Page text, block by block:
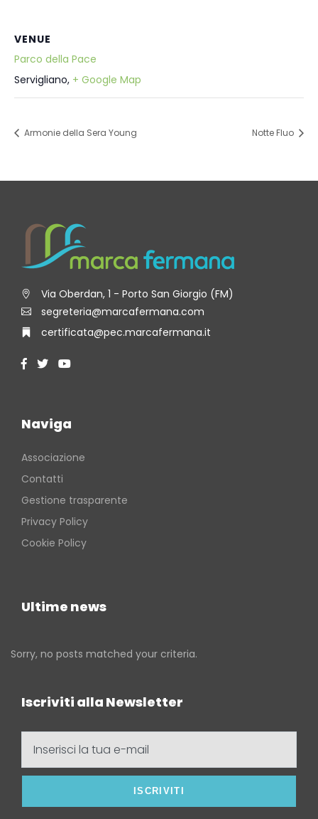
VENUE
Parco della Pace
Servigliano, + Google Map
Armonie della Sera Young Notte Fluo
Via Oberdan, 1 - Porto San Giorgio (FM)
segreteria@marcafermana.com
certificata@pec.marcafermana.it
Naviga
Associazione
Contatti
Gestione trasparente
Privacy Policy
Cookie Policy
Ultime news
Sorry, no posts matched your criteria.
Iscriviti alla Newsletter
tua
mail